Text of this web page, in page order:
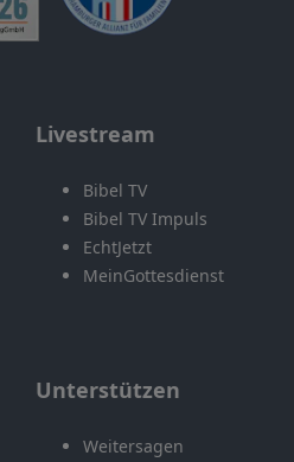
Livestream
Bibel TV
Bibel TV Impuls
EchtJetzt
MeinGottesdienst
Unterstützen
Weitersagen